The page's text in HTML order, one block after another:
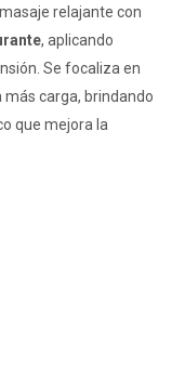
relajante con
, aplicando
Se focaliza en
carga, brindando
que mejora la